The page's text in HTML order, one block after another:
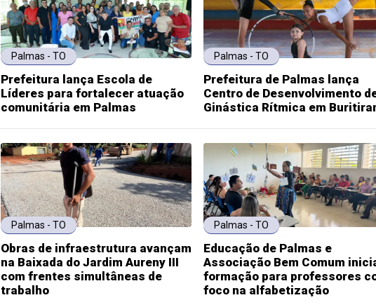
Palmas - TO
Prefeitura lança Escola de
Líderes para fortalecer atuação
comunitária em Palmas
Palmas - TO
Prefeitura de Palmas lança
Centro de Desenvolvimento
Ginástica Rítmica em
Palmas - TO
Obras de infraestrutura avançam
na Baixada do Jardim Aureny III
com frentes simultâneas de
trabalho
Palmas - TO
Educação de Palmas e
Associação Bem Comum
formação para professores
foco na alfabetização